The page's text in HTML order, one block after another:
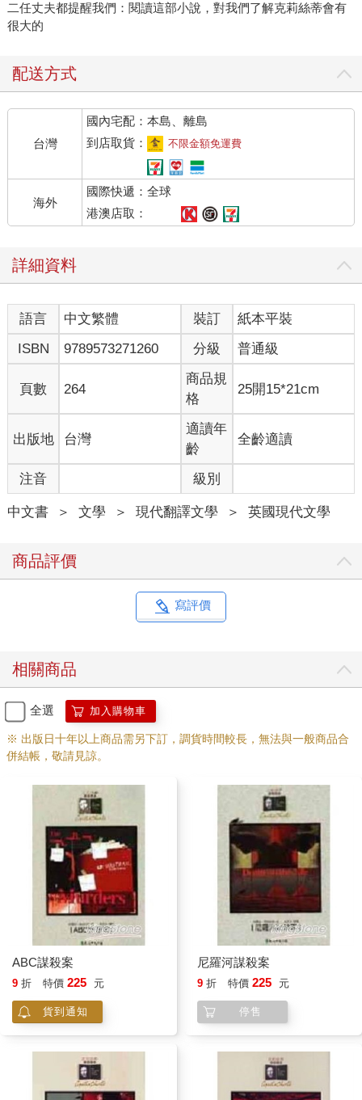
二任丈夫都提醒我們：閱讀這部小說，對我們了解克莉絲蒂會有
很大的
配送方式
台灣
國內宅配：本島、離島
到店取貨：
不限金額免運費
海外
國際快遞：全球
港澳店取：
詳細資料
語言 中文繁體 裝訂
紙本平裝
ISBN
9789573271260 分級 普通級
頁數 264
商品規
格
25開15*21cm
出版地 台灣
適讀年
齡
全齡適讀
注音 級別
中文書 ＞ 文學 ＞ 現代翻譯文學 ＞ 英國現代文學
商品評價
寫評價
相關商品
全選 加入購物車
※ 出版日十年以上商品需另下訂，調貨時間較長，無法與一般商品合
併結帳，敬請見諒。
ABC謀殺案
9 折 特價 225 元
貨到通知
尼羅河謀殺案
9 折 特價 225 元
停售